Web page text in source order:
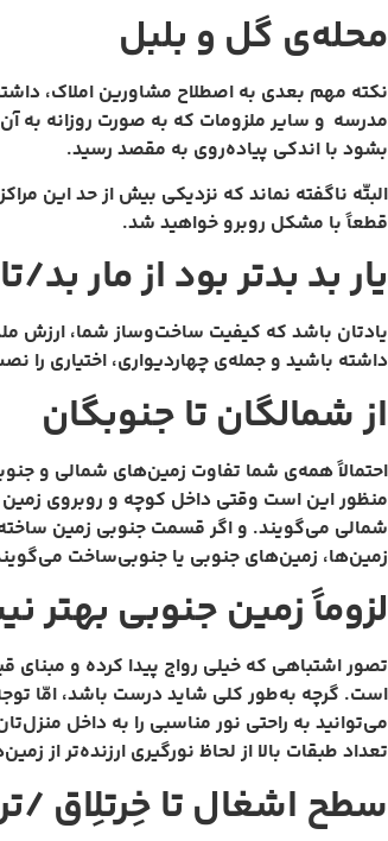
محله‌ی گل و بلبل
نکته مهم بعدی به اصطلاح مشاورین املاک،
مدرسه و سایر ملزومات که به صورت روزانه به
بشود با اندکی پیاده‌روی به مقصد رسید.
البتّه ناگفته نماند که نزدیکی بیش از حد این
قطعاً با مشکل روبرو خواهید شد.
یار بد بدتر بود از مار بد/
یادتان باشد که کیفیت ساخت‌وساز شما، ارزش
داشته باشید و جمله‌ی چهاردیواری، اختیاری را
از شمالگان تا جنوبگان
احتمالاً همه‌ی شما تفاوت زمین‌های شمالی و
منظور این است وقتی داخل کوچه و روبروی
شمالی می‌گویند. و اگر قسمت جنوبی زمین
زمین‌ها، زمین‌های جنوبی یا جنوبی‌ساخت
لزوماً زمین جنوبی بهتر
تصور اشتباهی که خیلی رواج پیدا کرده و
است. گرچه به‌طور کلی شاید درست باشد، امّا
می‌توانید به راحتی نور مناسبی را به داخل
تعداد طبقات بالا از لحاظ نورگیری ارزنده‌تر از
سطح اشغال تا خِرتلِاق /